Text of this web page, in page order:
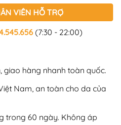
VIÊN HỖ TRỢ
(7:30 - 22:00)
giao hàng nhanh toàn quốc.
Nam, an toàn cho da của
trong 60 ngày. Không áp